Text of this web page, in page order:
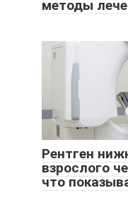
методы
Рентген
взрослого
что